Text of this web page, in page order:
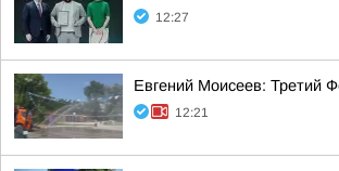
12:27
Евгений Моисеев: Третий
12:21